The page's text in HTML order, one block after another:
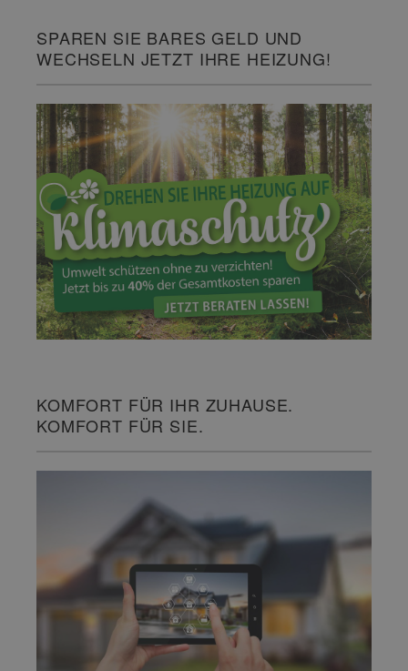
SPAREN SIE BARES GELD UND
WECHSELN JETZT IHRE HEIZUNG!
KOMFORT FÜR IHR ZUHAUSE.
KOMFORT FÜR SIE.